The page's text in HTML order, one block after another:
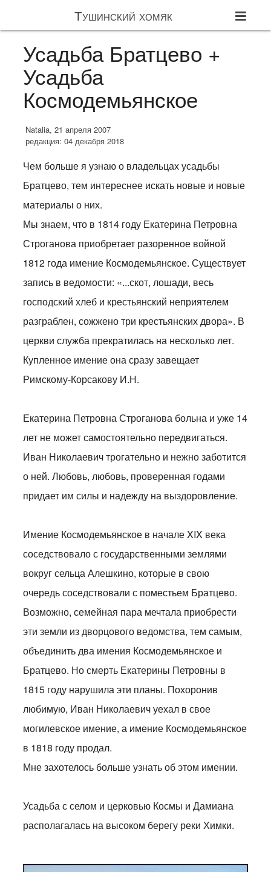
Тушинский хомяк
Усадьба Братцево +
Усадьба
Космодемьянское
Natalia, 21 апреля 2007
редакция: 04 декабря 2018
Чем больше я узнаю о владельцах усадьбы
Братцево, тем интереснее искать новые и новые
материалы о них.
Мы знаем, что в 1814 году Екатерина Петровна
Строганова приобретает разоренное войной
1812 года имение Космодемьянское. Существует
запись в ведомости: «...скот, лошади, весь
господский хлеб и крестьянский неприятелем
разграблен, сожжено три крестьянских двора». В
церкви служба прекратилась на несколько лет.
Купленное имение она сразу завещает
Римскому-Корсакову И.Н.
Екатерина Петровна Строганова больна и уже 14
лет не может самостоятельно передвигаться.
Иван Николаевич трогательно и нежно заботится
о ней. Любовь, любовь, проверенная годами
придает им силы и надежду на выздоровление.
Имение Космодемьянское в начале XIX века
соседствовало с государственными землями
вокруг сельца Алешкино, которые в свою
очередь соседствовали с поместьем Братцево.
Возможно, семейная пара мечтала приобрести
эти земли из дворцового ведомства, тем самым,
объединить два имения Космодемьянское и
Братцево. Но смерть Екатерины Петровны в
1815 году нарушила эти планы. Похоронив
любимую, Иван Николаевич уехал в свое
могилевское имение, а имение Космодемьянское
в 1818 году продал.
Мне захотелось больше узнать об этом имении.
Усадьба с селом и церковью Космы и Дамиана
располагалась на высоком берегу реки Химки.